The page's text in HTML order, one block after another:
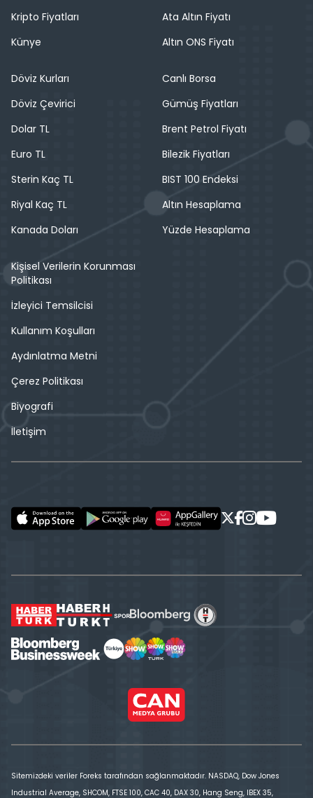
Kripto Fiyatları
Künye
Ata Altın Fiyatı
Altın ONS Fiyatı
Döviz Kurları
Döviz Çevirici
Dolar TL
Euro TL
Sterin Kaç TL
Riyal Kaç TL
Kanada Doları
Canlı Borsa
Gümüş Fiyatları
Brent Petrol Fiyatı
Bilezik Fiyatları
BIST 100 Endeksi
Altın Hesaplama
Yüzde Hesaplama
Kişisel Verilerin Korunması
Politikası
İzleyici Temsilcisi
Kullanım Koşulları
Aydınlatma Metni
Çerez Politikası
Biyografi
İletişim
Sitemizdeki veriler Foreks tarafından sağlanmaktadır. NASDAQ, Dow Jones
Industrial Average, SHCOM, FTSE 100, CAC 40, DAX 30, Hang Seng, IBEX 35,